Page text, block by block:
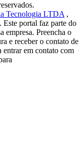
Tecnologia LTDA ,
portal faz parte do
empresa. Preencha o
e receber o contato de
entrar em contato com